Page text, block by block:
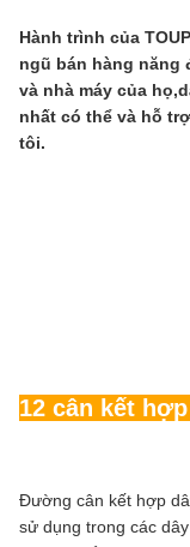
Hành trình của
ngũ bán hàng năng
và nhà máy của
nhất có thể và hỗ
tôi.
12 cân kết
Đường cân kết hợp
sử dụng trong các